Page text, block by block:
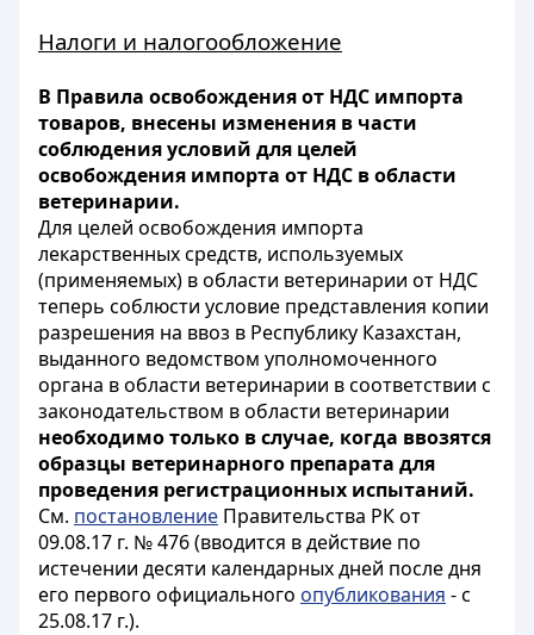
Налоги и налогообложение
В Правила освобождения от НДС импорта
товаров, внесены изменения в части
соблюдения условий для целей
освобождения импорта от НДС в области
ветеринарии.
Для целей освобождения импорта
лекарственных средств, используемых
(применяемых) в области ветеринарии от НДС
теперь соблюсти условие представления копии
разрешения на ввоз в Республику Казахстан,
выданного ведомством уполномоченного
органа в области ветеринарии в соответствии с
законодательством в области ветеринарии
необходимо только в случае, когда ввозятся
образцы ветеринарного препарата для
проведения регистрационных испытаний.
См. постановление Правительства РК от
09.08.17 г. № 476 (вводится в действие по
истечении десяти календарных дней после дня
его первого официального опубликования - с
25.08.17 г.).